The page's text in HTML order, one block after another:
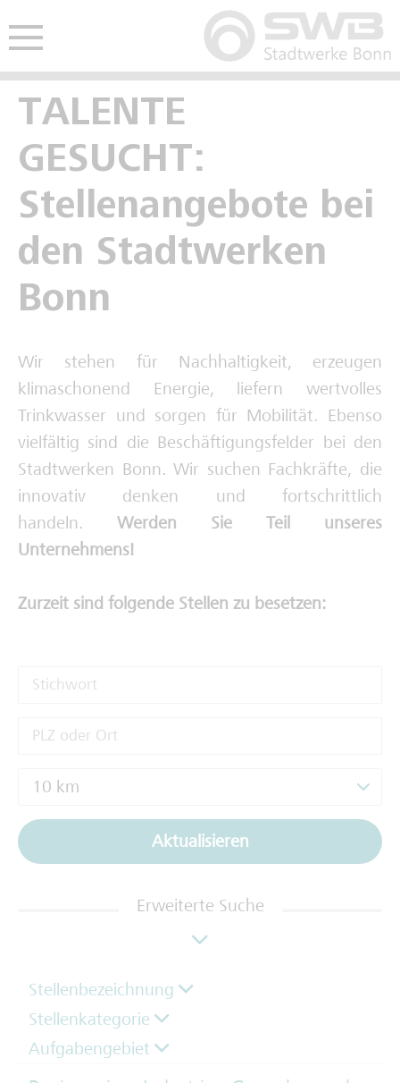
öffnen
Freie Ausbildungsplätze
Kaufmännische Ausbildung
Gewerblich-technische Ausbildung
Deine Zukunft im Video
Interviews Auszubildende
Deine Ausbilderinnen und Ausbilder
Freie Stellen
Interviews Fachkräfte
Spannende Berufe im Video
Studentisches Praktikum
Werkstudium
Hauptmenü öffnen
TALENTE
GESUCHT:
Stellenangebote bei
den Stadtwerken
Bonn
Wir stehen für Nachhaltigkeit, erzeugen
klimaschonend Energie, liefern wertvolles
Trinkwasser und sorgen für Mobilität. Ebenso
vielfältig sind die Beschäftigungsfelder bei den
Stadtwerken Bonn. Wir suchen Fachkräfte, die
innovativ denken und fortschrittlich
handeln. Werden Sie Teil unseres
Unternehmens!
Zurzeit sind folgende Stellen zu besetzen:
10 km
Aktualisieren
Erweiterte Suche
Stellenbezeichnung
Stellenkategorie
Aufgabengebiet